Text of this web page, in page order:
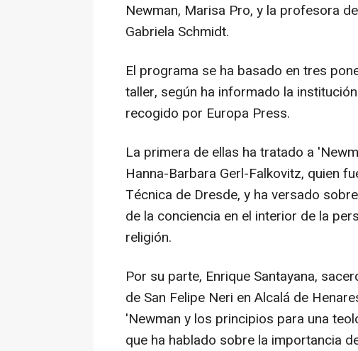
Newman, Marisa Pro, y la profesora
Gabriela Schmidt.
El programa se ha basado en tres
taller, según ha informado la
recogido por Europa Press.
La primera de ellas ha tratado a
Hanna-Barbara Gerl-Falkovitz, quien
Técnica de Dresde, y ha versado
de la conciencia en el interior de la
religión.
Por su parte, Enrique Santayana,
de San Felipe Neri en Alcalá de
'Newman y los principios para una
que ha hablado sobre la importancia